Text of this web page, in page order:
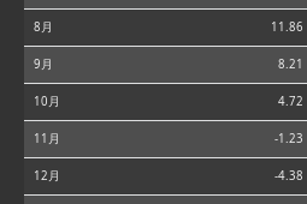
8月 11.86
9月 8.21
10月 4.72
11月 -1.23
12月 -4.38